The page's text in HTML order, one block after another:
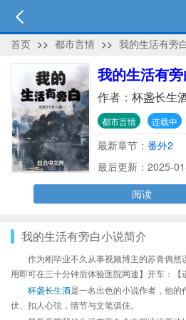
首页 >> 都市言情 >> 我的生活有旁
我的生活有旁
作者： 杯盏长生
都市言情 连载中
最新章节： 番外2
最后更新：2025-
阅读
我的生活有旁白小说简介
作为刚毕业不久从事视频博主的苏青偶
用即可在三十分钟后体验医院网速】开车：
杯盏长生酒是一名出色的小说作者，他的
伏、扣人心弦，情节与文笔俱佳。